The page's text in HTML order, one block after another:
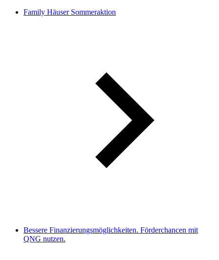
Family Häuser Sommeraktion
Bessere Finanzierungsmöglichkeiten. Förderchancen mit
QNG nutzen.